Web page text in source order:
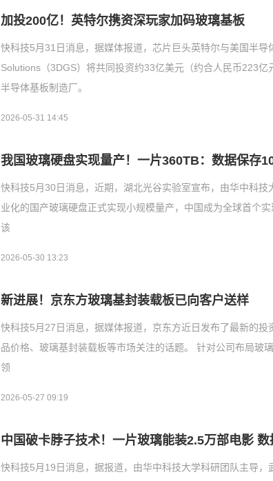
加投200亿！英特尔携资深玩家加码玻璃基板
快科技5月31日消息，据媒体报道，芯片巨头英特尔与美国半导
Solutions（3DGS）将共同投资约33亿美元（约合人民币223
半导体基板制造厂。
2026-05-31 14:45
我国玻璃硬盘实现量产！一片360TB：数据保存
快科技5月30日消息，近期，湖北光谷实验室宣布，由华中科
业化的国产玻璃硬盘正式实现小规模量产，中国成为全球首个实
该
2026-05-30 13:23
新进展！京东方玻璃基封装载板已向客户送样
快科技5月27日消息，据媒体报道，京东方近日发布了最新的
品价格、玻璃基封装载板等市场关注的话题。 针对公司布局玻
领
2026-05-27 09:19
中国破卡脖子技术！一片玻璃能装2.5万部电影
快科技5月19日消息，据报道，由华中科技大学科研团队主导